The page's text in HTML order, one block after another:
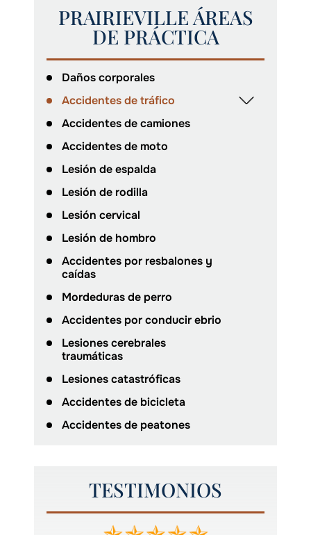
PRAIRIEVILLE ÁREAS
DE PRÁCTICA
Daños corporales
Accidentes de tráfico
Accidentes de camiones
Accidentes de moto
Lesión de espalda
Lesión de rodilla
Lesión cervical
Lesión de hombro
Accidentes por resbalones y
caídas
Mordeduras de perro
Accidentes por conducir ebrio
Lesiones cerebrales
traumáticas
Lesiones catastróficas
Accidentes de bicicleta
Accidentes de peatones
TESTIMONIOS